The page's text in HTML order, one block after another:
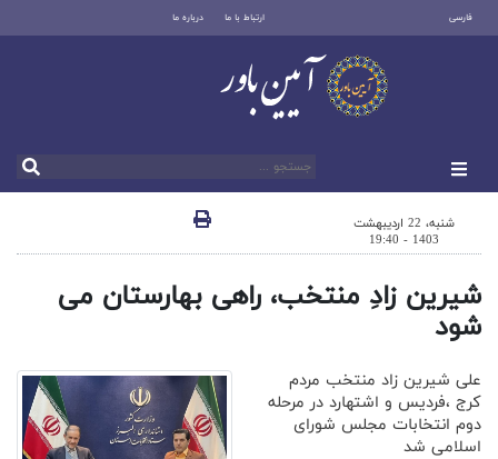
فارسی ارتباط با ما درباره ما
شنبه، 22 اردیبهشت
1403 - 19:40
شیرین زادِ منتخب، راهی بهارستان می
شود
علی شیرین زاد منتخب مردم
کرج ،فردیس و اشتهارد در مرحله
دوم انتخابات مجلس شورای
اسلامی شد